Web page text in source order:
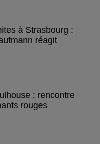
à Strasbourg :
réagit
: rencontre
rouges